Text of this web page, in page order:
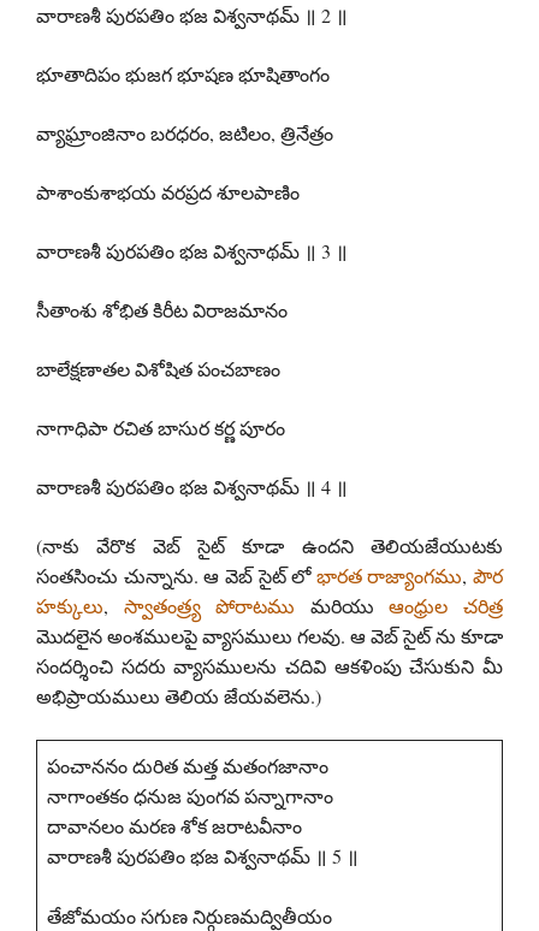
వారాణశీ పురపతిం భజ విశ్వనాథమ్ ॥ 2 ॥
భూతాదిపం భుజగ భూషణ భూషితాంగం
వ్యాఘ్రాంజినాం బరధరం, జటిలం, త్రినేత్రం
పాశాంకుశాభయ వరప్రద శూలపాణిం
వారాణశీ పురపతిం భజ విశ్వనాథమ్ ॥ 3 ॥
సీతాంశు శోభిత కిరీట విరాజమానం
బాలేక్షణాతల విశోషిత పంచబాణం
నాగాధిపా రచిత బాసుర కర్ణ పూరం
వారాణశీ పురపతిం భజ విశ్వనాథమ్ ॥ 4 ॥
(నాకు వేరొక వెబ్ సైట్ కూడా ఉందని తెలియజేయుటకు
సంతసించు చున్నాను. ఆ వెబ్ సైట్ లోభారత రాజ్యాంగము, పౌర
హక్కులు, స్వాతంత్ర్య పోరాటము మరియుఆంధ్రుల చరిత్ర
మొదలైన అంశములపై వ్యాసములు గలవు. ఆ వెబ్ సైట్ ను కూడా
సందర్శించి సదరు వ్యాసములను చదివి ఆకళింపు చేసుకుని మీ
అభిప్రాయములు తెలియ జేయవలెను.)
పంచాననం దురిత మత్త మతంగజానాం
నాగాంతకం ధనుజ పుంగవ పన్నాగానాం
దావానలం మరణ శోక జరాటవీనాం
వారాణశీ పురపతిం భజ విశ్వనాథమ్ ॥ 5 ॥
తేజోమయం సగుణ నిర్గుణమద్వితీయం